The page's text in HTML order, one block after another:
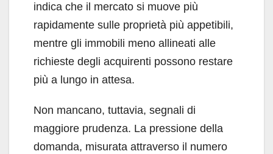
indica che il mercato si muove più
rapidamente sulle proprietà più appetibili,
mentre gli immobili meno allineati alle
richieste degli acquirenti possono restare
più a lungo in attesa.
Non mancano, tuttavia, segnali di
maggiore prudenza. La pressione della
domanda, misurata attraverso il numero